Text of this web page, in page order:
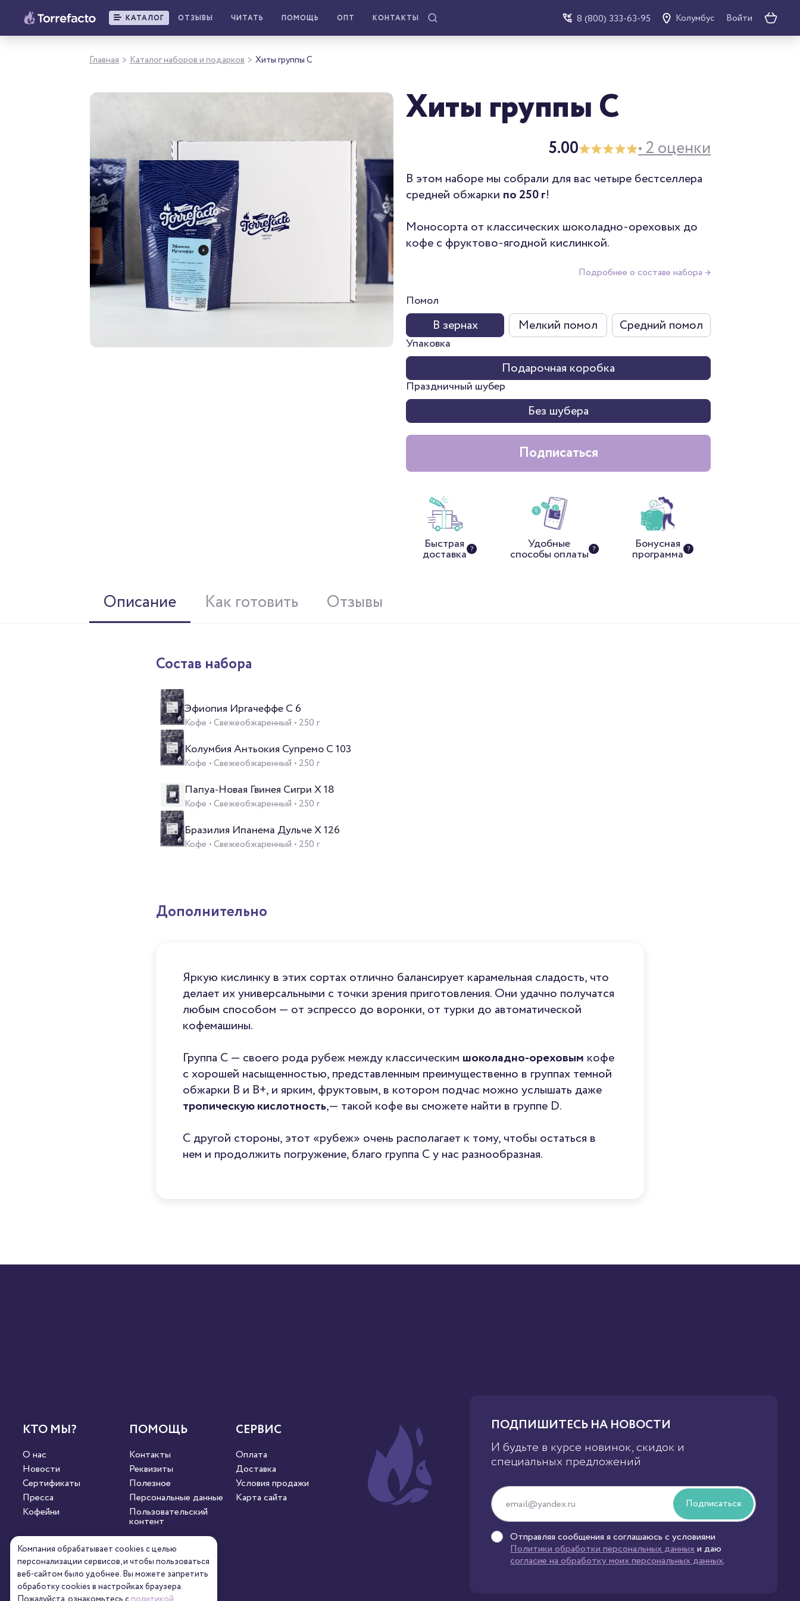
КАТАЛОГ ОТЗЫВЫ ЧИТАТЬ ПОМОЩЬ ОПТ КОНТАКТЫ 8 (800) 333-63-95 Колумбус Войти
Главная > Каталог наборов и подарков > Хиты группы C
Хиты группы C
5.00 • 2 оценки
В этом наборе мы собрали для вас четыре бестселлера
средней обжарки по 250 г!
Моносорта от классических шоколадно-ореховых до
кофе с фруктово-ягодной кислинкой.
Подробнее о составе набора →
Помол
В зернах Мелкий помол Средний помол
Упаковка
Подарочная коробка
Праздничный шубер
Без шубера
Подписаться
Быстрая
доставка
Удобные
способы оплаты
Бонусная
программа
Описание Как готовить Отзывы
Состав набора
Эфиопия Иргачеффе C 6
Кофе • Свежеобжаренный • 250 г
Колумбия Антьокия Супремо C 103
Кофе • Свежеобжаренный • 250 г
Папуа-Новая Гвинея Сигри X 18
Кофе • Свежеобжаренный • 250 г
Бразилия Ипанема Дульче X 126
Кофе • Свежеобжаренный • 250 г
Дополнительно
Яркую кислинку в этих сортах отлично балансирует карамельная сладость, что
делает их универсальными с точки зрения приготовления. Они удачно получатся
любым способом — от эспрессо до воронки, от турки до автоматической
кофемашины.
Группа C — своего рода рубеж между классическим шоколадно-ореховым кофе
с хорошей насыщенностью, представленным преимущественно в группах темной
обжарки B и B+, и ярким, фруктовым, в котором подчас можно услышать даже
тропическую кислотность,— такой кофе вы сможете найти в группе D.
С другой стороны, этот «рубеж» очень располагает к тому, чтобы остаться в
нем и продолжить погружение, благо группа C у нас разнообразная.
КТО МЫ?
О нас
Новости
Сертификаты
Пресса
Кофейни
ПОМОЩЬ
Контакты
Реквизиты
Полезное
Персональные данные
Пользовательский
контент
СЕРВИС
Оплата
Доставка
Условия продажи
Карта сайта
СВЯЖИТЕСЬ С НАМИ
8 (800) 333-63-95 orders@torrefacto.ru
ПОДПИШИТЕСЬ НА НОВОСТИ
И будьте в курсе новинок, скидок и
специальных предложений
Подписаться
Отправляя сообщения я соглашаюсь с условиями
Политики обработки персональных данныхи даю
согласие на обработку моих персональных данных.
Компания обрабатывает cookies с целью
персонализации сервисов, и чтобы пользоваться
веб-сайтом было удобнее. Вы можете запретить
обработку сookies в настройках браузера.